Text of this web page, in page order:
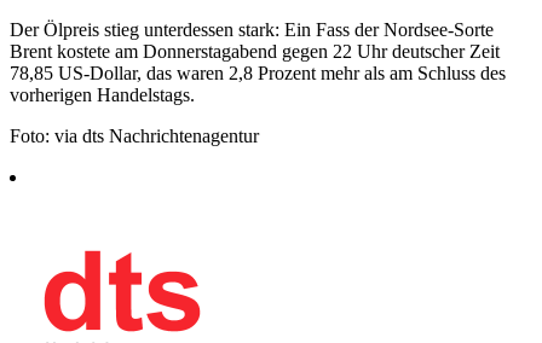
Der Ölpreis stieg unterdessen stark: Ein Fass der Nordsee-Sorte
Brent kostete am Donnerstagabend gegen 22 Uhr deutscher Zeit
78,85 US-Dollar, das waren 2,8 Prozent mehr als am Schluss des
vorherigen Handelstags.
Foto: via dts Nachrichtenagentur